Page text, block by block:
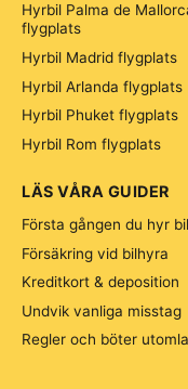
Hyrbil Palma de
flygplats
Hyrbil Madrid flygplats
Hyrbil Arlanda flygplats
Hyrbil Phuket flygplats
Hyrbil Rom flygplats
LÄS VÅRA GUIDER
Första gången du hyr bil
Försäkring vid bilhyra
Kreditkort & deposition
Undvik vanliga misstag
Regler och böter